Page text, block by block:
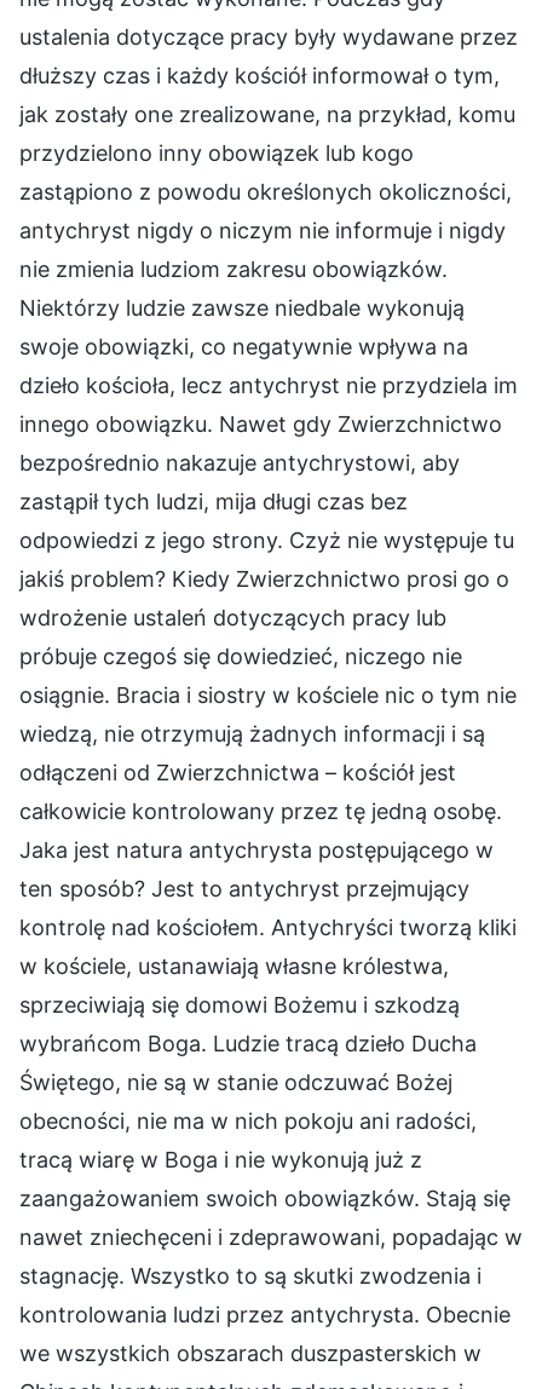
ustalenia dotyczące pracy były wydawane przez
dłuższy czas i każdy kościół informował o tym,
jak zostały one zrealizowane, na przykład, komu
przydzielono inny obowiązek lub kogo
zastąpiono z powodu określonych okoliczności,
antychryst nigdy o niczym nie informuje i nigdy
nie zmienia ludziom zakresu obowiązków.
Niektórzy ludzie zawsze niedbale wykonują
swoje obowiązki, co negatywnie wpływa na
dzieło kościoła, lecz antychryst nie przydziela im
innego obowiązku. Nawet gdy Zwierzchnictwo
bezpośrednio nakazuje antychrystowi, aby
zastąpił tych ludzi, mija długi czas bez
odpowiedzi z jego strony. Czyż nie występuje tu
jakiś problem? Kiedy Zwierzchnictwo prosi go o
wdrożenie ustaleń dotyczących pracy lub
próbuje czegoś się dowiedzieć, niczego nie
osiągnie. Bracia i siostry w kościele nic o tym nie
wiedzą, nie otrzymują żadnych informacji i są
odłączeni od Zwierzchnictwa – kościół jest
całkowicie kontrolowany przez tę jedną osobę.
Jaka jest natura antychrysta postępującego w
ten sposób? Jest to antychryst przejmujący
kontrolę nad kościołem. Antychryści tworzą kliki
w kościele, ustanawiają własne królestwa,
sprzeciwiają się domowi Bożemu i szkodzą
wybrańcom Boga. Ludzie tracą dzieło Ducha
Świętego, nie są w stanie odczuwać Bożej
obecności, nie ma w nich pokoju ani radości,
tracą wiarę w Boga i nie wykonują już z
zaangażowaniem swoich obowiązków. Stają się
nawet zniechęceni i zdeprawowani, popadając w
stagnację. Wszystko to są skutki zwodzenia i
kontrolowania ludzi przez antychrysta. Obecnie
we wszystkich obszarach duszpasterskich w